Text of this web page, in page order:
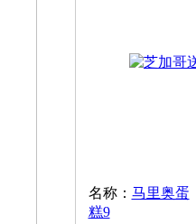
名称： 马里奥蛋
糕9